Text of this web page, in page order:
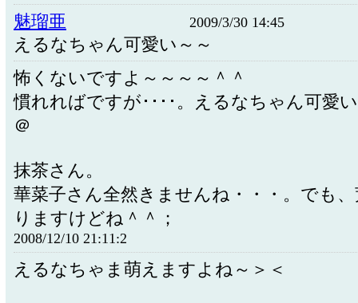
魅瑠亜
2009/3/30 14:45
えるなちゃん可愛い～～
怖くないですよ～～～～＾＾
慣れればですが････。えるなちゃん可愛
＠
抹茶さん。
華菜子さん全然きませんね・・・。でも
りますけどね＾＾；
2008/12/10 21:11:2
えるなちゃま萌えますよね～＞＜